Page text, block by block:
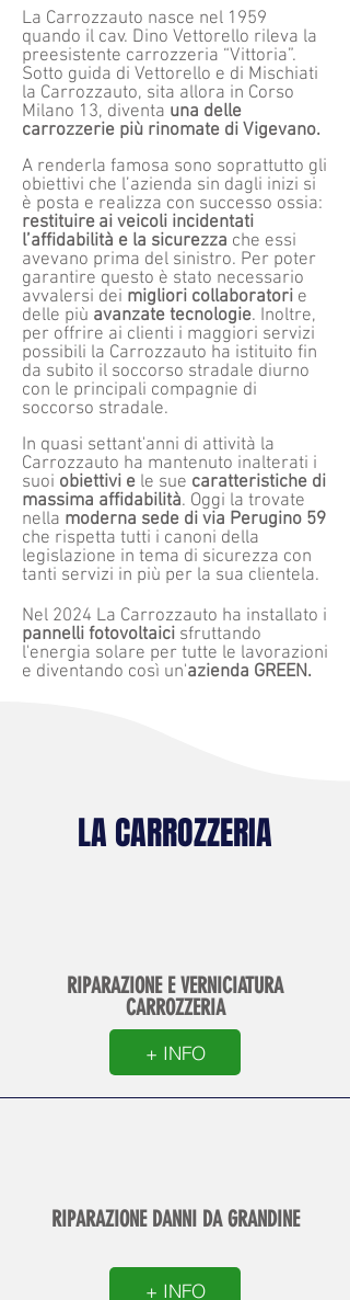
La Carrozzauto nasce nel 1959
quando il cav. Dino Vettorello rileva la
preesistente carrozzeria “Vittoria”.
Sotto guida di Vettorello e di Mischiati
la Carrozzauto, sita allora in Corso
Milano 13, diventa una delle
carrozzerie più rinomate di Vigevano.
A renderla famosa sono soprattutto gli
obiettivi che l’azienda sin dagli inizi si
è posta e realizza con successo ossia:
restituire ai veicoli incidentati
l’affidabilità e la sicurezza che essi
avevano prima del sinistro. Per poter
garantire questo è stato necessario
avvalersi dei migliori collaboratori e
delle più avanzate tecnologie. Inoltre,
per offrire ai clienti i maggiori servizi
possibili la Carrozzauto ha istituito fin
da subito il soccorso stradale diurno
con le principali compagnie di
soccorso stradale.
In quasi settant'anni di attività la
Carrozzauto ha mantenuto inalterati i
suoi obiettivi e le sue caratteristiche di
massima affidabilità. Oggi la trovate
nella moderna sede di via Perugino 59
che rispetta tutti i canoni della
legislazione in tema di sicurezza con
tanti servizi in più per la sua clientela.
Nel 2024 La Carrozzauto ha installato i
pannelli fotovoltaici sfruttando
l'energia solare per tutte le lavorazioni
e diventando così un'azienda GREEN.
LA CARROZZERIA
RIPARAZIONE E VERNICIATURA
CARROZZERIA
+ INFO
RIPARAZIONE DANNI DA GRANDINE
+ INFO